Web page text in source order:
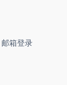
箱登录